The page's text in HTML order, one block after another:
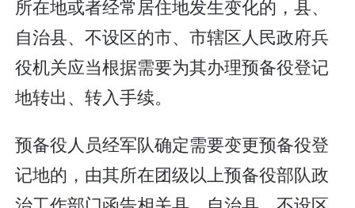
所在地或者经常居住地发生变化的，县、
自治县、不设区的市、市辖区人民政府兵
役机关应当根据需要为其办理预备役登记
地转出、转入手续。
预备役人员经军队确定需要变更预备役登
记地的，由其所在团级以上预备役部队政